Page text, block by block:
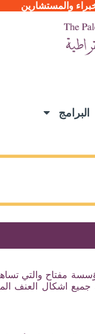
والمستشارين
البرامج
مفتاح والتي
اشكال العنف